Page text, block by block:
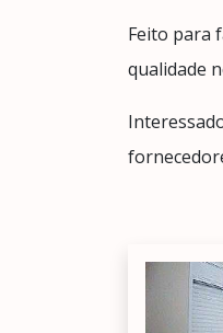
Feito para
qualidade